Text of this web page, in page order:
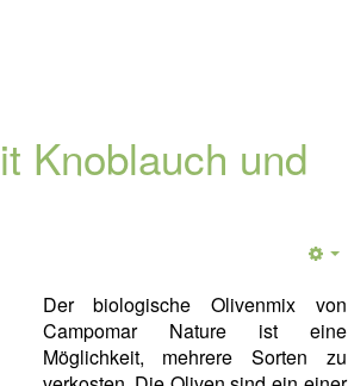
Knoblauch und
Der biologische Olivenmix von
Campomar Nature ist eine
Möglichkeit, mehrere Sorten zu